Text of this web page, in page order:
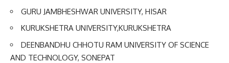
GURU JAMBHESHWAR UNIVERSITY, HISAR
KURUKSHETRA UNIVERSITY,KURUKSHETRA
DEENBANDHU CHHOTU RAM UNIVERSITY OF SCIENCE
AND TECHNOLOGY, SONEPAT